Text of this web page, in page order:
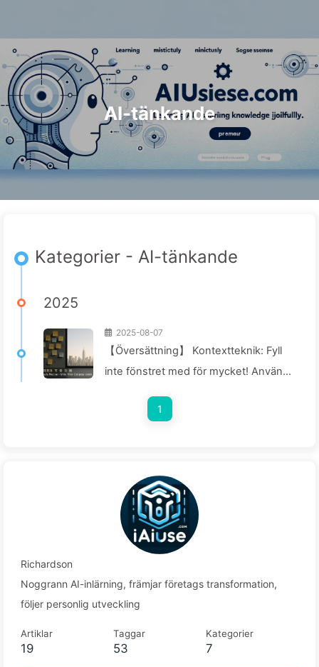
AI-tänkande
Kategorier - AI-tänkande
2025
2025-08-07
【Översättning】 Kontextteknik: Fyll
inte fönstret med för mycket! Använd
försiktig med förorening och förvirring,
1
Richardson
Noggrann AI-inlärning, främjar företags transformation,
följer personlig utveckling
Artiklar
19
Taggar
53
Kategorier
7